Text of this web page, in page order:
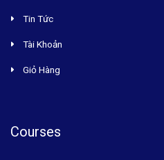
Tin Tức
Tài Khoản
Giỏ Hàng
Courses